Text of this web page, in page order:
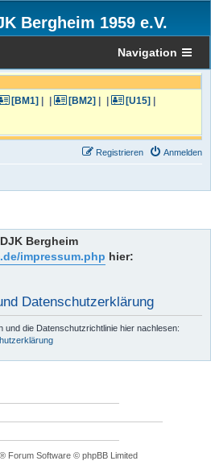
Bergheim 1959 e.V.
Navigation
[BM1] [BM2] [U15]
Anmelden
Registrieren
Bergheim
impressum.php hier:
Datenschutzerklärung
und die Datenschutzrichtlinie hier nachlesen:
Forum Software © phpBB Limited